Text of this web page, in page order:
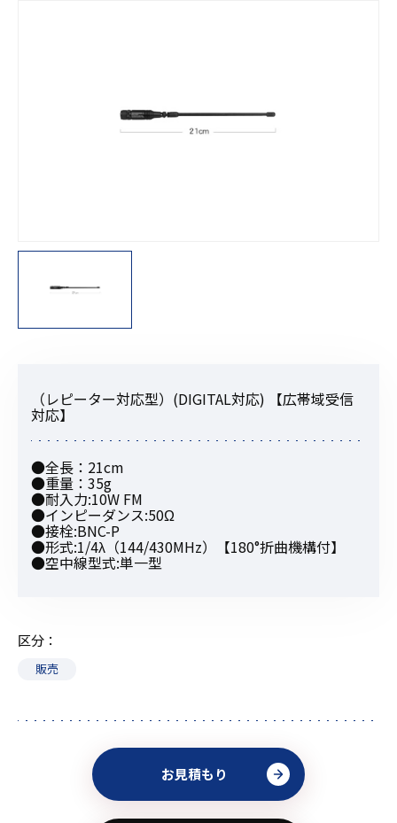
（レピーター対応型）(DIGITAL対応) 【広帯域受信
対応】
●全長：21cm
●重量：35g
●耐入力:10W FM
●インピーダンス:50Ω
●接栓:BNC-P
●形式:1/4λ（144/430MHz）【180°折曲機構付】
●空中線型式:単一型
区分
販売
お見積もり